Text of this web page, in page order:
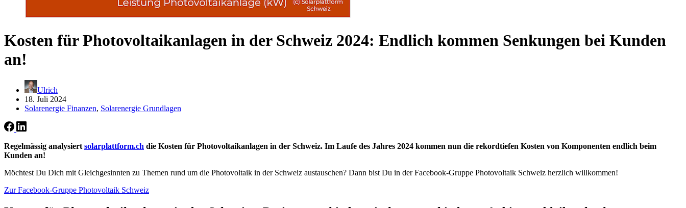
Kosten für Photovoltaikanlagen in der Schweiz 2024: Endlich kommen Senkungen bei Kunden
an!
Ulrich
18. Juli 2024
Solarenergie Finanzen, Solarenergie Grundlagen
Regelmässig analysiert solarplattform.ch die Kosten für Photovoltaikanlagen in der Schweiz. Im Laufe des Jahres 2024 kommen nun die rekordtiefen Kosten von Komponenten endlich beim
Kunden an!
Möchtest Du Dich mit Gleichgesinnten zu Themen rund um die Photovoltaik in der Schweiz austauschen? Dann bist Du in der Facebook-Gruppe Photovoltaik Schweiz herzlich willkommen!
Zur Facebook-Gruppe Photovoltaik Schweiz